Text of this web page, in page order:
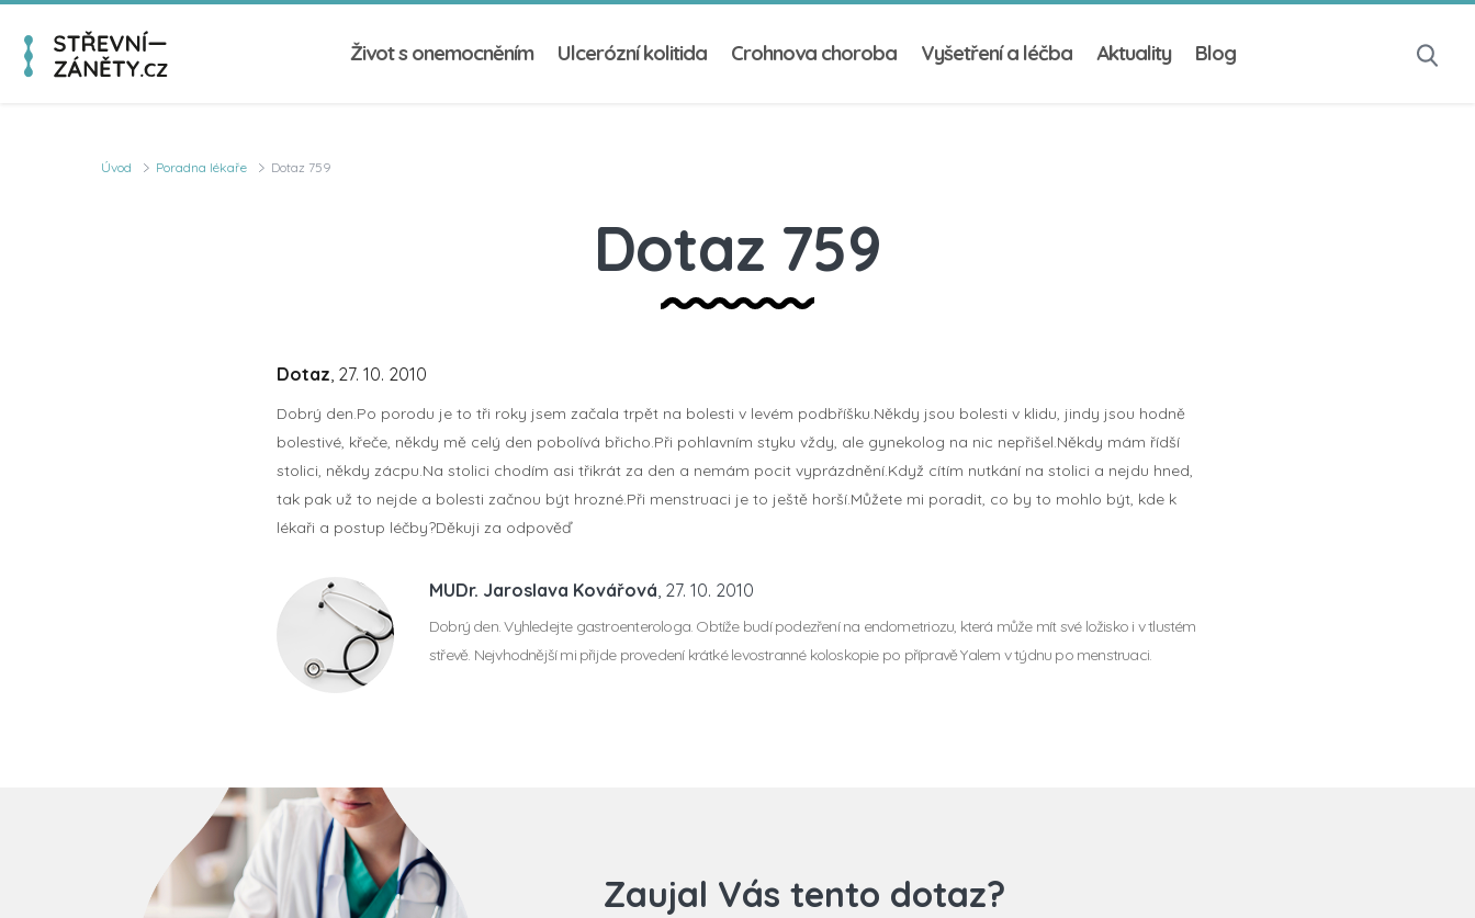
Život s onemocněním Ulcerózní kolitida Crohnova choroba Vyšetření a léčba Aktuality Blog
Úvod Poradna lékaře Dotaz 759
Dotaz 759
Dotaz, 27. 10. 2010
Dobrý den.Po porodu je to tři roky jsem začala trpět na bolesti v levém podbříšku.Někdy jsou bolesti v klidu, jindy jsou hodně
bolestivé, křeče, někdy mě celý den pobolívá břicho.Při pohlavním styku vždy, ale gynekolog na nic nepřišel.Někdy mám řídší
stolici, někdy zácpu.Na stolici chodím asi třikrát za den a nemám pocit vyprázdnění.Když cítím nutkání na stolici a nejdu hned,
tak pak už to nejde a bolesti začnou být hrozné.Při menstruaci je to ještě horší.Můžete mi poradit, co by to mohlo být, kde k
lékaři a postup léčby?Děkuji za odpověď
MUDr. Jaroslava Kovářová , 27. 10. 2010
Dobrý den. Vyhledejte gastroenterologa. Obtíže budí podezření na endometriozu, která může mít své ložisko i v tlustém
střevě. Nejvhodnější mi přijde provedení krátké levostranné koloskopie po přípravě Yalem v týdnu po menstruaci.
Zaujal Vás tento dotaz?